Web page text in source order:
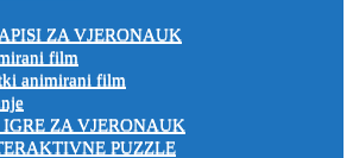
ZA VJERONAUK
film
animirani film
ZA VJERONAUK
PUZZLE